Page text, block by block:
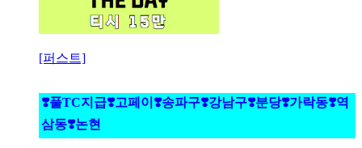
[퍼스트]
❣️풀TC지급❣️고페이❣️송파구❣️강남구❣️분당❣️가락동❣️역
삼동❣️논현